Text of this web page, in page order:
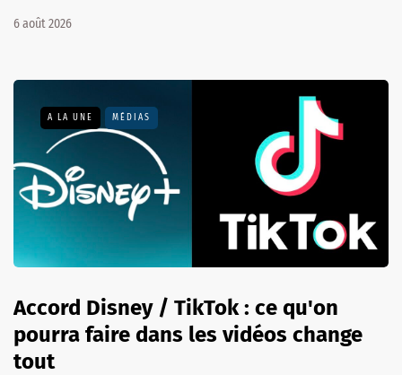
6 août 2026
A LA UNE MÉDIAS
Accord Disney / TikTok : ce qu'on
pourra faire dans les vidéos change
tout